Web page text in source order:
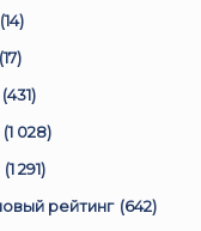
(14)
(17)
(431)
(1 028)
(1 291)
рейтинг (642)